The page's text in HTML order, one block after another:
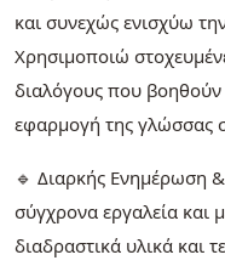
και συνεχώς ενισχύω
Χρησιμοποιώ
διαλόγους που
εφαρμογή της γλώσσας
🔹 Διαρκής Ενημέρωση
σύγχρονα εργαλεία και
διαδραστικά υλικά και